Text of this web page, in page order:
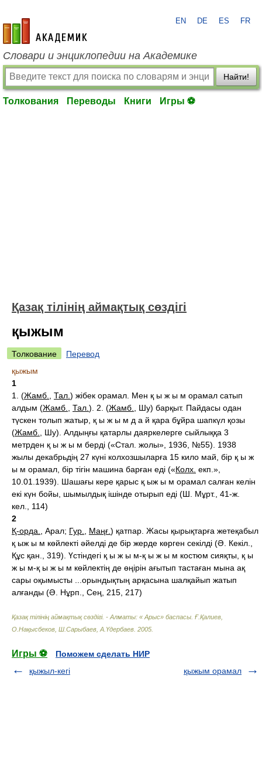
academic.ru
EN DE ES FR
Словари и энциклопедии на Академике
Найти!
Толкования Переводы Книги Игры ⚽
Қазақ тілінің аймақтық сөздігі
қыжым
Толкование
Перевод
қыжым
1
1. (Жамб. Тал. ) жібек орамал. Мен қ ы ж ы м орамал сатып
алдым (Жамб. Тал. ). 2. (Жамб.
, Шу) барқыт. Пайдасы одан
түскен толып жатыр, қ ы ж ы м д а й қара бұйра шапкүл қозы
(Жамб.
, Шу). Алдыңғы қатарлы даяркелерге сыйлыққа 3
метрден қ ы ж ы м берді («Стал. жолы», 1936, №55). 1938
жылы декабрьдің 27 күні колхозшыларға 15 кило май, бір қ ы ж
ы м орамал, бір тігін машина барған еді («Колх. екп.»,
10.01.1939). Шашағы кере қарыс қ ыж ы м орамал салған келін
екі күн бойы, шымылдық ішінде отырып еді (Ш. Мұрт., 41-ж.
кел., 114)
2
Қ-орда.
Арал; Гур. Маңғ. ) қатпар. Жасы қырықтарға жетеқабыл
қ ыж ы м көйлекті әйелді де бір жерде көрген секілді (Ә. Кекіл.,
Құс қан., 319). Үстіндегі қ ы ж ы м-қ ы ж ы м костюм сияқты, қ ы
ж ы м-қ ы ж ы м көйлектің де өңірін ағытып тастаған мына ақ
сары оқымысты ...орындықтың арқасына шалқайып жатып
алғанды (Ә. Нұрп., Сең, 215, 217)
Қазақ тілінің аймақтық сөздігі. - Алматы: « Арыс» баспасы Ғ.Қалиев,
О.Нақысбеков, Ш.Сарыбаев, А.Үдербаев 2005
Игры ⚽
Поможем сделать НИР
қыжыл-кегі
қыжым орамал